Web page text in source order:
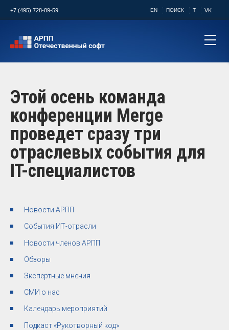
+7 (495) 728-89-59 EN ПОИСК T VK
Этой осень команда
конференции Merge
проведет сразу три
отраслевых события для
IT-специалистов
Новости АРПП
События ИТ-отрасли
Новости членов АРПП
Обзоры
Экспертные мнения
СМИ о нас
Календарь мероприятий
Подкаст «Рукотворный код»